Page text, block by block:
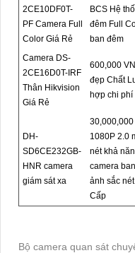
2CE10DF0T-
PF Camera Full
Color Giá Rẻ
BCS Hệ
đêm Full
ban đêm
Camera DS-
2CE16D0T-IRF
Thân Hikvision
Giá Rẻ
600,000
đẹp Chất
hợp chi phí
DH-
SD6CE232GB-
HNR camera
giám sát xa
1080P 2.0
nét khả
camera
ảnh sắc
Cấp
Bộ camera quan sát